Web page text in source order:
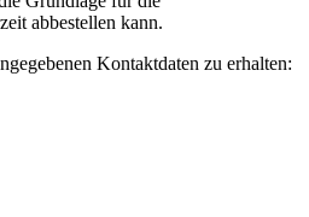
abbestellen kann.
Kontaktdaten zu erhalten: